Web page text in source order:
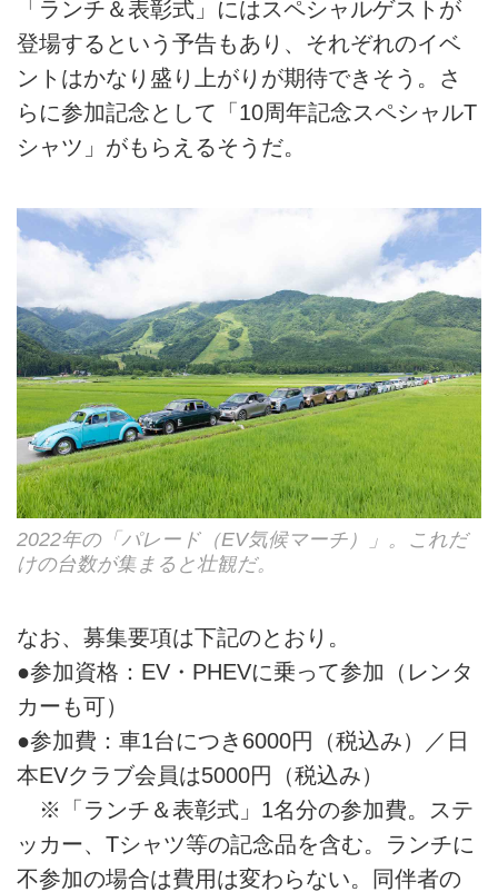
「ランチ＆表彰式」にはスペシャルゲストが
登場するという予告もあり、それぞれのイベ
ントはかなり盛り上がりが期待できそう。さ
らに参加記念として「10周年記念スペシャルT
シャツ」がもらえるそうだ。
2022年の「パレード（EV気候マーチ）」。これだ
けの台数が集まると壮観だ。
なお、募集要項は下記のとおり。
●参加資格：EV・PHEVに乗って参加（レンタ
カーも可）
●参加費：車1台につき6000円（税込み）／日
本EVクラブ会員は5000円（税込み）
※「ランチ＆表彰式」1名分の参加費。ステ
ッカー、Tシャツ等の記念品を含む。ランチに
不参加の場合は費用は変わらない。同伴者の